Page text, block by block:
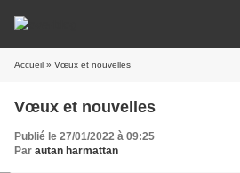
Accueil » Vœux et nouvelles
Vœux et nouvelles
Publié le 27/01/2022 à 09:25
Par autan harmattan